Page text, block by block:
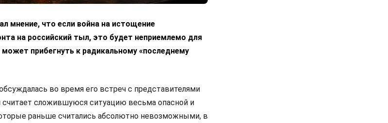
мнение, что если война на истощение
на российский тыл, это будет неприемлемо для
прибегнуть к радикальному «последнему
во время его встреч с представителями
считает сложившуюся ситуацию весьма опасной и
раньше считались абсолютно невозможными, в